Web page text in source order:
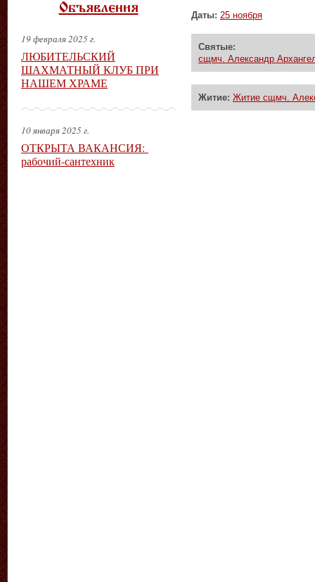
Даты: 25 ноября
Святые:
сщмч. Александр
Житие: Житие сщмч.
Объявления
19 февраля 2025 г.
ЛЮБИТЕЛЬСКИЙ
ШАХМАТНЫЙ КЛУБ ПРИ
НАШЕМ ХРАМЕ
10 января 2025 г.
ОТКРЫТА ВАКАНСИЯ:
рабочий-сантехник